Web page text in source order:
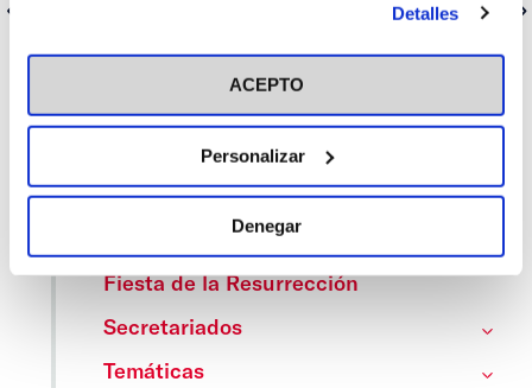
en el botón "Personalizar". Para más información puedes
visitar nuestra Política de Cookies
Detalles
ACEPTO
Personalizar
Denegar
Siguiente
Categorías
Cedinfor
Fiesta de la Resurrección
Secretariados
Temáticas